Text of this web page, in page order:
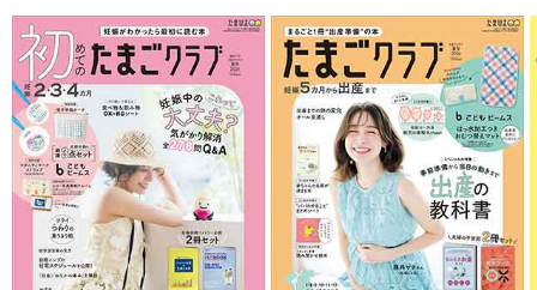
お股と子宮が少し痛くてほぼ介護状態。
車椅子で部屋へ戻り、夫に歯磨き
など手伝ってもらう。夫はここ
で帰宅。赤ちゃんともバイバイ。
出産レポ終了
ここから感想です。
夫は血とか苦手でずっと分娩室には入らないと言っていたのに、
朝の10:30からずっと付き添って私の痛みをみて急遽立ち合いし
たいと言ってくれた。
ずーっと寄り添ってたから、1番クライマックスの瞬間を見たく
なったらしい、そして意外に血とか匂いがグロくなく、結構平気